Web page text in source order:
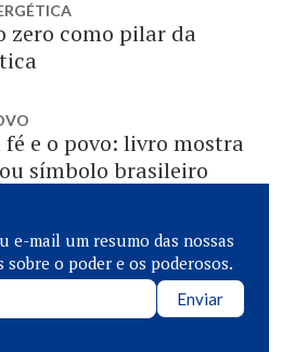
zero como pilar da
fé e o povo: livro mostra
símbolo brasileiro
e-mail um resumo das nossas
sobre o poder e os poderosos.
Enviar